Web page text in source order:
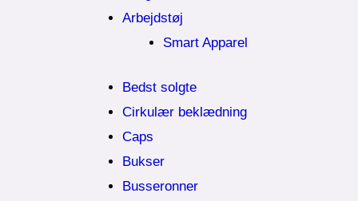
Arbejdstøj
Smart Apparel
Bedst solgte
Cirkulær beklædning
Caps
Bukser
Busseronner